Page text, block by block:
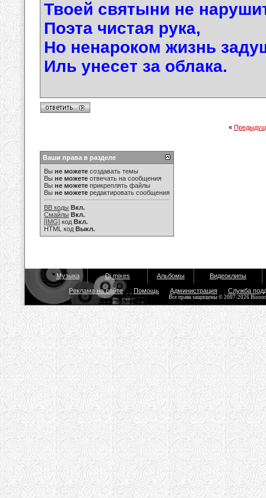
Твоей святыни не
Поэта чистая рука,
Но ненароком жизнь
Иль унесет за облака.
«
Ваши права в разделе
Вы не можете создавать темы
Вы не можете отвечать на сообщения
Вы не можете прикреплять файлы
Вы не можете редактировать сообщения
BB коды Вкл.
Смайлы Вкл.
[IMG] код Вкл.
HTML код Выкл.
Музыка Dj mixes Альбомы Видеоклипы
Реклама на сайте Помощь Администрация Служба
Все права защищены © 2007-2026